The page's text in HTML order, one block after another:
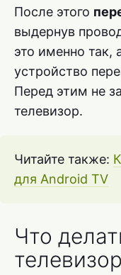
После этого
выдернув
это именно так,
устройство
Перед этим не
телевизор.
Читайте также:
для Android TV
Что